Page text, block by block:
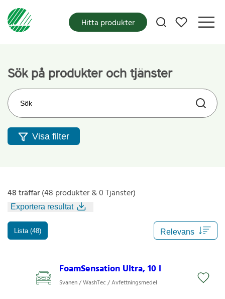
Mina favoriter
Hitta produkter
Sök på produkter och tjänster
Sök på webbplatsen
Visa filter
48 träffar(48 produkter & 0 Tjänster)
Exportera resultat
Lista (48)
FoamSensation Ultra, 10 l
Svanen / WashTec / Avfettningsmedel